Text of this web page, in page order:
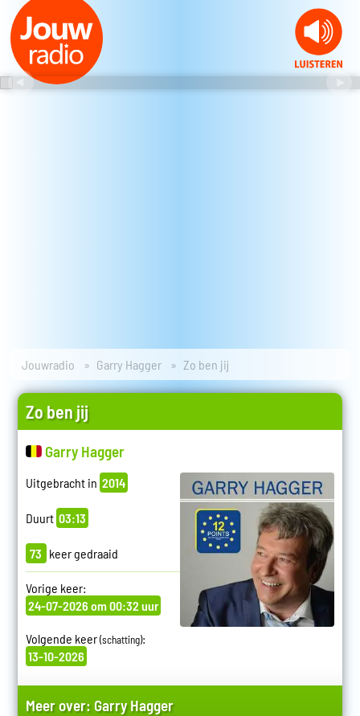
Jouwradio Garry Hagger Zo ben jij
Zo ben jij
Garry Hagger
Uitgebracht in 2014
Duurt 03:13
73 keer gedraaid
Vorige keer:
24-07-2026 om 00:32 uur
Volgende keer(schatting):
13-10-2026
Meer over: Garry Hagger